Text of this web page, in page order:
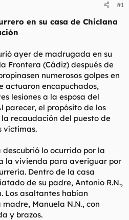
#1
en su casa de Chiclana
ayer de madrugada en su
Frontera (Cádiz) después de
numerosos golpes en
actuaron encapuchados,
lesiones a la esposa del
parecer, el propósito de los
recaudación del puesto de
víctimas.
lo ocurrido por la
la vivienda para averiguar por
Dentro de la casa
de su padre, Antonio R.N.,
Los asaltantes habían
Manuela N.N., con
y brazos.